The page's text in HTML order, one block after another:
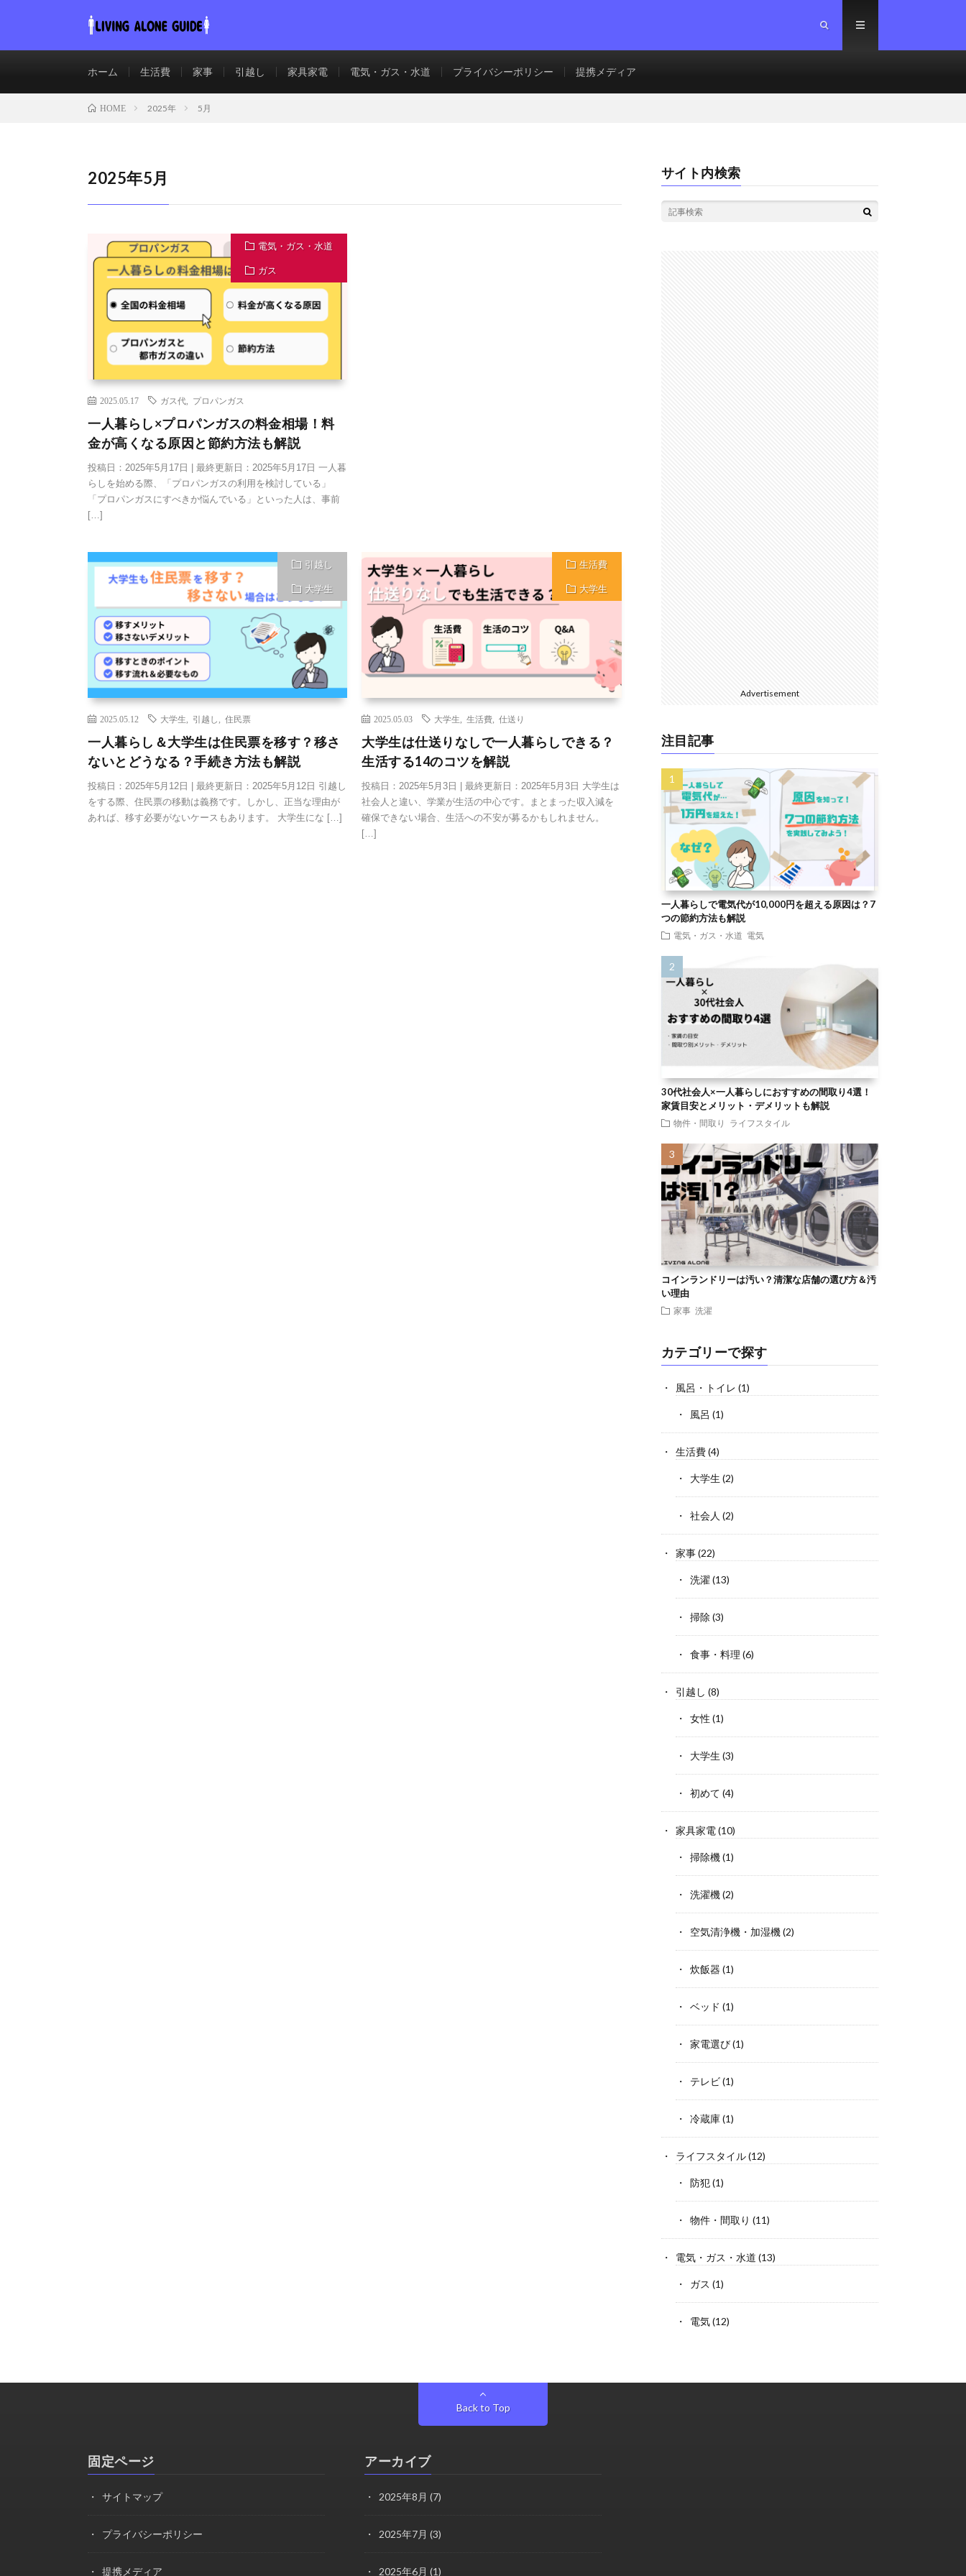
ホーム 生活費 家事 引越し 家具家電 電気・ガス・水道 プライバシーポリシー 提携メディア
HOME 2025年 5月
2025年5月
電気・ガス・水道
ガス
2025.05.17 ガス代 プロパンガス
一人暮らし×プロパンガスの料金相場！料
金が高くなる原因と節約方法も解説
投稿日：2025年5月17日 | 最終更新日：2025年5月17日 一人暮
らしを始める際、「プロパンガスの利用を検討している」
「プロパンガスにすべきか悩んでいる」といった人は、事前
[…]
引越し
大学生
2025.05.12 大学生 引越し 住民票
一人暮らし＆大学生は住民票を移す？移さ
ないとどうなる？手続き方法も解説
投稿日：2025年5月12日 | 最終更新日：2025年5月12日 引越し
をする際、住民票の移動は義務です。しかし、正当な理由が
あれば、移す必要がないケースもあります。 大学生にな […]
生活費
大学生
2025.05.03 大学生 ,生活費 ,仕送り
大学生は仕送りなしで一人暮らしできる？
生活する14のコツを解説
投稿日：2025年5月3日 | 最終更新日：2025年5月3日 大学生は
社会人と違い、学業が生活の中心です。まとまった収入減を
確保できない場合、生活への不安が募るかもしれません。
[…]
サイト内検索
Advertisement
注目記事
一人暮らしで電気代が10,000円を超える原因は？7
つの節約方法も解説
電気・ガス・水道 電気
30代社会人×一人暮らしにおすすめの間取り4選！
家賃目安とメリット・デメリットも解説
物件・間取り ライフスタイル
コインランドリーは汚い？清潔な店舗の選び方＆汚
い理由
家事 洗濯
カテゴリーで探す
風呂・トイレ (1)
風呂 (1)
生活費(4)
大学生 (2)
社会人 (2)
家事(22)
洗濯 (13)
掃除 (3)
食事・料理 (6)
引越し (8)
女性 (1)
大学生 (3)
初めて (4)
家具家電(10)
掃除機(1)
洗濯機(2)
空気清浄機・加湿機(2)
炊飯器 (1)
ベッド (1)
家電選び(1)
テレビ(1)
冷蔵庫(1)
ライフスタイル(12)
防犯(1)
物件・間取り (11)
電気・ガス・水道 (13)
ガス (1)
電気(12)
Back to Top
固定ページ
サイトマップ
プライバシーポリシー
提携メディア
アーカイブ
2025年8月 (7)
2025年7月 (3)
2025年6月 (1)